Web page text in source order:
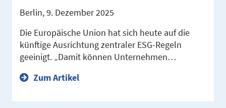
Berlin, 9. Dezember 2025
Die Europäische Union hat sich heute auf die
künftige Ausrichtung zentraler ESG-Regeln
geeinigt. „Damit können Unternehmen…
Zum Artikel